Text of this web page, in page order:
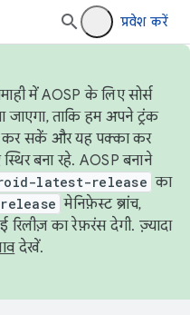
प्रवेश करें
में AOSP के लिए सोर्स
ताकि हम अपने ट्रंक
कर सकें और यह पक्का कर
बना रहे. AOSP बनाने
latest-release का
मेनिफ़ेस्ट ब्रांच,
का रेफ़रंस देगी. ज़्यादा
देखें.